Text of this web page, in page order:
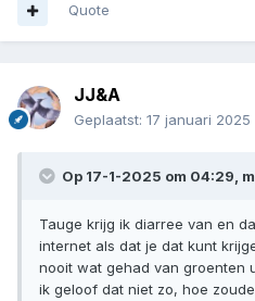
maandag 6 juni 2011,
hebben gegeten zat het in het
worden. Al meer dan 2000
mensen die de afgelopen
zijn ziek geworden.
Quote
JJ&A
Geplaatst: 17 januari 2025
Op 17-1-2025 om 04:29,
Tauge krijg ik diarree van en
internet als dat je dat kunt
nooit wat gehad van groenten
ik geloof dat niet zo, hoe